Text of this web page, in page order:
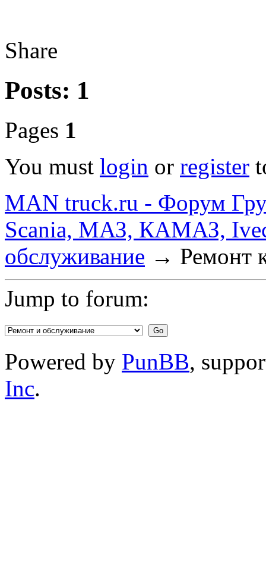
Share
Posts: 1
Pages 1
You must login or register
MAN truck.ru - Форум
Scania, МАЗ, КАМАЗ,
обслуживание → Ремонт
Jump to forum:
Powered by PunBB,
Inc.